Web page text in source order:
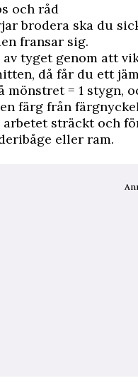
och råd
brodera ska du
fransar sig.
tyget genom att
då får du ett
mönstret = 1 stygn,
färg från
sträckt och
eller ram.